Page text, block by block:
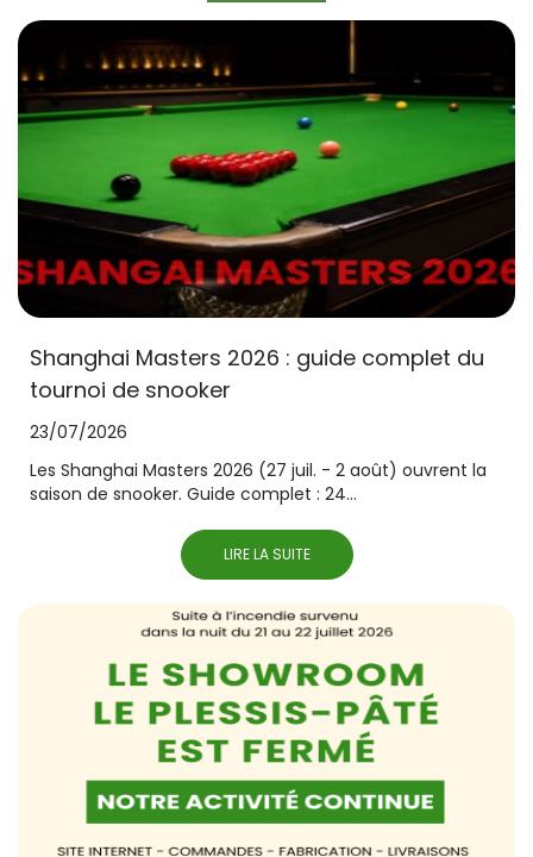
Shanghai Masters 2026 : guide complet du
tournoi de snooker
23/07/2026
Les Shanghai Masters 2026 (27 juil. - 2 août) ouvrent la
saison de snooker. Guide complet : 24...
LIRE LA SUITE